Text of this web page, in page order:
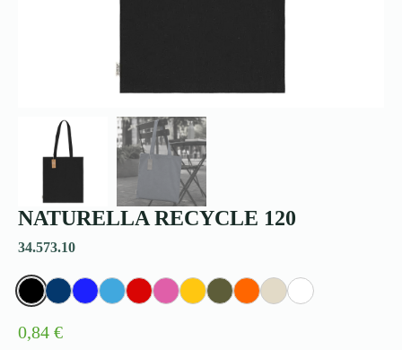
NATURELLA RECYCLE 120
34.573.10
0,84 €